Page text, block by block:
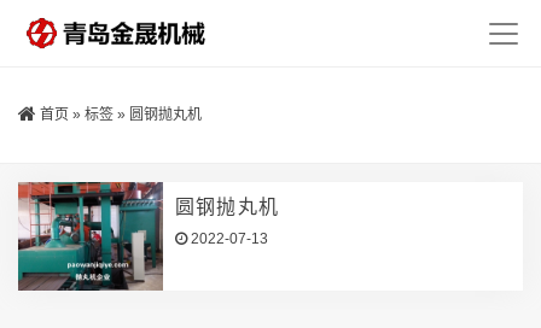
首页 » 标签 » 圆钢抛丸机
圆钢抛丸机
2022-07-13